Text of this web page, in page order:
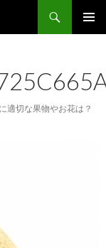
適切な果物やお花は？